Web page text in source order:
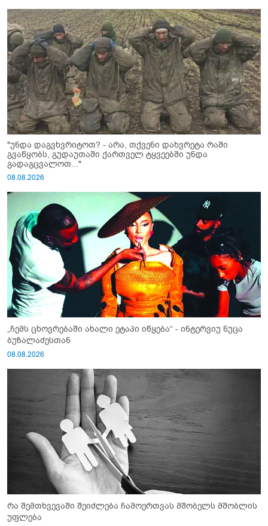
"უნდა დაგვხვრიტოთ? - არა, თქვენი დახვრეტა რაში
გვაწყობს, გუდაუთაში ქართველ ტყვეებში უნდა
გადაგცვალოთ..."
08.08.2026
„ჩემს ცხოვრებაში ახალი ეტაპი იწყება“ - ინტერვიუ ნუცა
ბუზალაძესთან
08.08.2026
რა შემთხვევაში შეიძლება ჩამოერთვას მშობელს მშობლის
უფლება